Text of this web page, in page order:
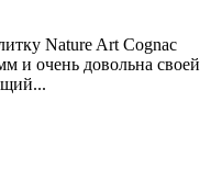
Nature Art Cognac
и очень довольна своей